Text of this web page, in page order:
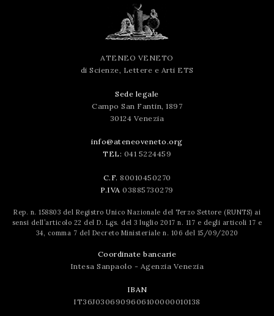
ATENEO VENETO
di Scienze, Lettere e Arti ETS
Sede legale
Campo San Fantin, 1897
30124 Venezia
info@ateneoveneto.org
TEL: 041 5224459
C.F. 80010450270
P.IVA 03885730279
Rep. n. 158803 del Registro Unico Nazionale del Terzo Settore (RUNTS) ai
sensi dell’articolo 22 del D. Lgs. del 3 luglio 2017 n. 117 e degli articoli 17 e
34, comma 7 del Decreto Ministeriale n. 106 del 15/09/2020
Coordinate bancarie
Intesa Sanpaolo - Agenzia Venezia
IBAN
IT36J0306909606100000010138